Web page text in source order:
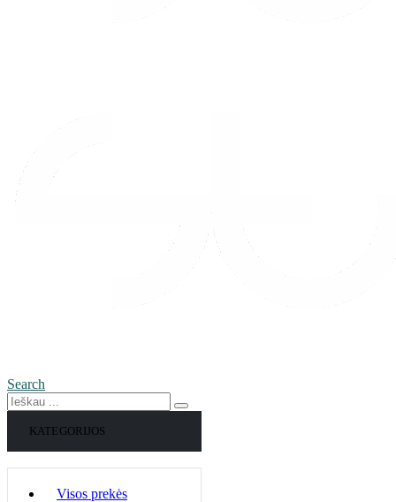
Search
KATEGORIJOS
Visos prekės